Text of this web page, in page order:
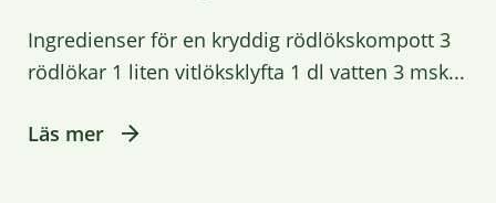
Ingredienser för en kryddig rödlökskompott 3
rödlökar 1 liten vitlöksklyfta 1 dl vatten 3 msk...
Läs mer